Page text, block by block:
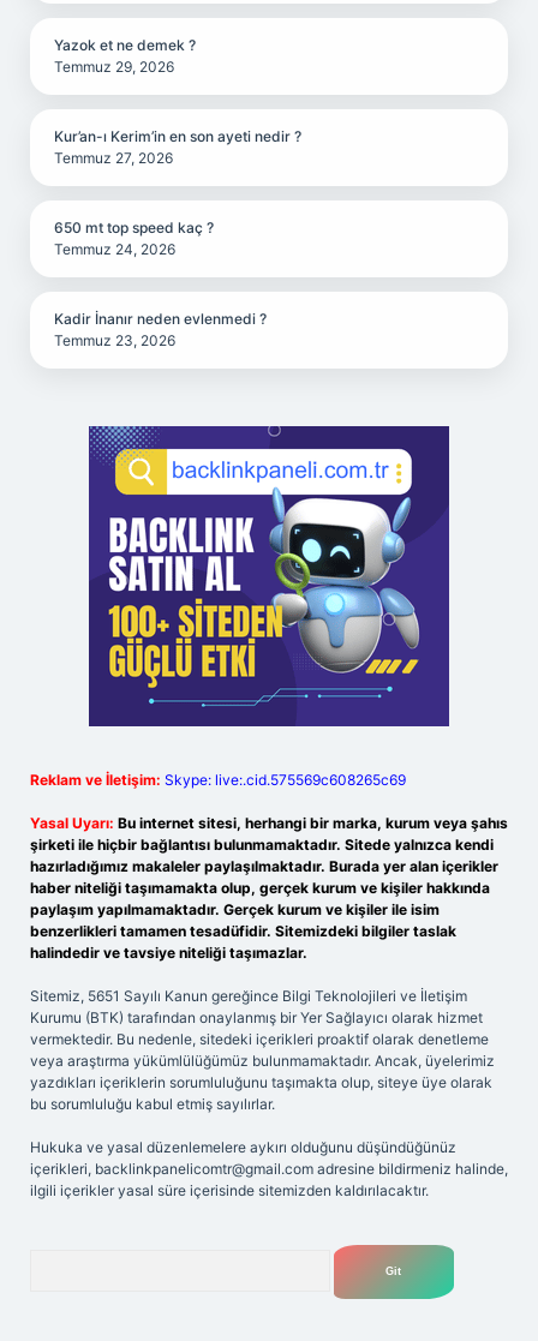
Yazok et ne demek ?
Temmuz 29, 2026
Kur’an-ı Kerim’in en son ayeti nedir ?
Temmuz 27, 2026
650 mt top speed kaç ?
Temmuz 24, 2026
Kadir İnanır neden evlenmedi ?
Temmuz 23, 2026
Reklam ve İletişim: Skype: live:.cid.575569c608265c69
Yasal Uyarı: Bu internet sitesi, herhangi bir marka, kurum veya şahıs
şirketi ile hiçbir bağlantısı bulunmamaktadır. Sitede yalnızca kendi
hazırladığımız makaleler paylaşılmaktadır. Burada yer alan içerikler
haber niteliği taşımamakta olup, gerçek kurum ve kişiler hakkında
paylaşım yapılmamaktadır. Gerçek kurum ve kişiler ile isim
benzerlikleri tamamen tesadüfidir. Sitemizdeki bilgiler taslak
halindedir ve tavsiye niteliği taşımazlar.
Sitemiz, 5651 Sayılı Kanun gereğince Bilgi Teknolojileri ve İletişim
Kurumu (BTK) tarafından onaylanmış bir Yer Sağlayıcı olarak hizmet
vermektedir. Bu nedenle, sitedeki içerikleri proaktif olarak denetleme
veya araştırma yükümlülüğümüz bulunmamaktadır. Ancak, üyelerimiz
yazdıkları içeriklerin sorumluluğunu taşımakta olup, siteye üye olarak
bu sorumluluğu kabul etmiş sayılırlar.
Hukuka ve yasal düzenlemelere aykırı olduğunu düşündüğünüz
içerikleri, backlinkpanelicomtr@gmail.com adresine bildirmeniz halinde,
ilgili içerikler yasal süre içerisinde sitemizden kaldırılacaktır.